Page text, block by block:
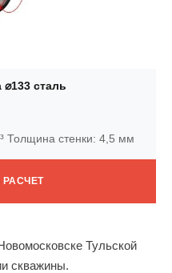
сталь
Толщина стенки: 4,5 мм
РАСЧЕТ
Тульской
скважины.